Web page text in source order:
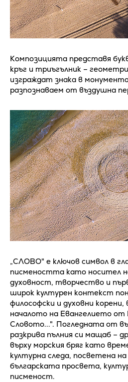
Композицията представя
кръг и триъгълник –
изграждат знака в
разпознаваем от въздушна
„СЛОВО" е ключов символ в
писмеността като носител
духовност, творчество и
широк културен контекст
философски и духовни
началото на Евангелието от
Словото...". Погледната от
разкрива пълния си мащаб –
върху морския бряг като
културна следа, посветена
българската просвета,
писменост.